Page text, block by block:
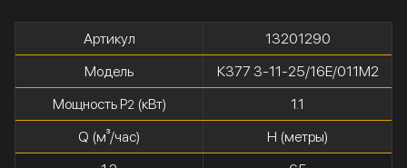
Артикул
13201290
Модель
К377 3-11-25/16Е/011М2
Мощность P2(кВт)
1.1
Q (м³/час)
H (метры)